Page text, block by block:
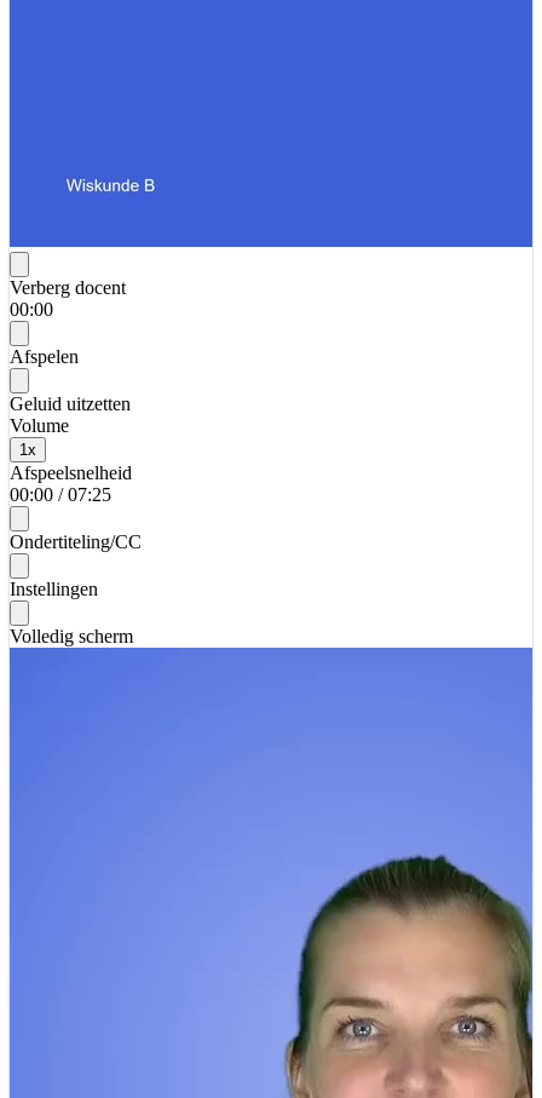
Verberg docent
00:00
Afspelen
Geluid uitzetten
Volume
1 x
Afspeelsnelheid
00:00 / 07:25
Ondertiteling/CC
Instellingen
Volledig scherm